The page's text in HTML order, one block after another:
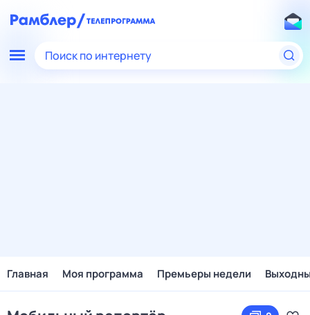
Поиск по интернету
Главная Моя программа Премьеры недели